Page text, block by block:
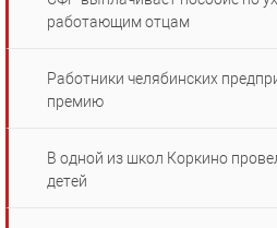
работающим отцам
Работники челябинских
премию
В одной из школ Коркино
детей